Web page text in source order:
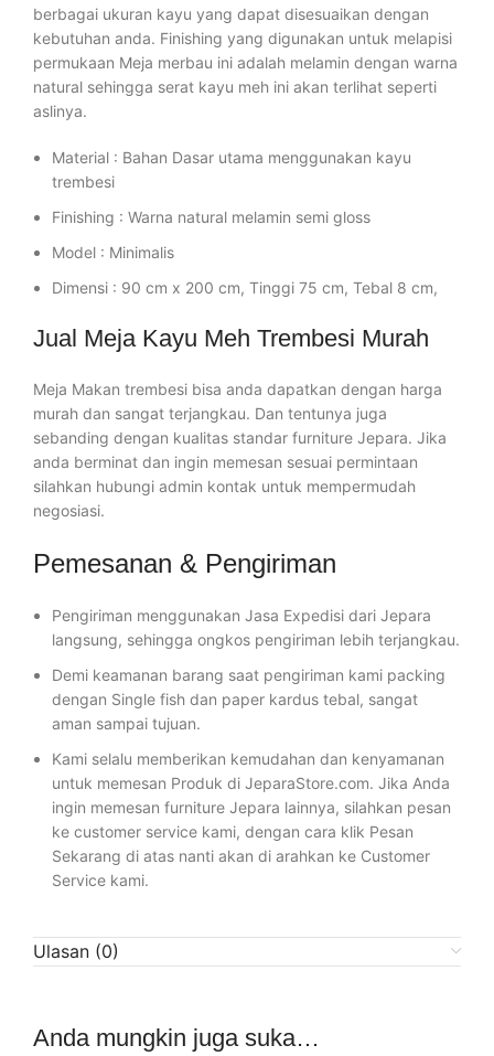
berbagai ukuran kayu yang dapat disesuaikan dengan
kebutuhan anda. Finishing yang digunakan untuk melapisi
permukaan Meja merbau ini adalah melamin dengan warna
natural sehingga serat kayu meh ini akan terlihat seperti
aslinya.
Material : Bahan Dasar utama menggunakan kayu
trembesi
Finishing : Warna natural melamin semi gloss
Model : Minimalis
Dimensi : 90 cm x 200 cm, Tinggi 75 cm, Tebal 8 cm,
Jual Meja Kayu Meh Trembesi Murah
Meja Makan trembesi bisa anda dapatkan dengan harga
murah dan sangat terjangkau. Dan tentunya juga
sebanding dengan kualitas standar furniture Jepara. Jika
anda berminat dan ingin memesan sesuai permintaan
silahkan hubungi admin kontak untuk mempermudah
negosiasi.
Pemesanan & Pengiriman
Pengiriman menggunakan Jasa Expedisi dari Jepara
langsung, sehingga ongkos pengiriman lebih terjangkau.
Demi keamanan barang saat pengiriman kami packing
dengan Single fish dan paper kardus tebal, sangat
aman sampai tujuan.
Kami selalu memberikan kemudahan dan kenyamanan
untuk memesan Produk di JeparaStore.com. Jika Anda
ingin memesan furniture Jepara lainnya, silahkan pesan
ke customer service kami, dengan cara klik Pesan
Sekarang di atas nanti akan di arahkan ke Customer
Service kami.
Ulasan (0)
Anda mungkin juga suka…